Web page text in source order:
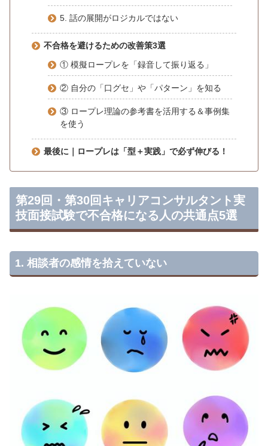
5. 話の展開がロジカルではない
不合格を避けるための改善策3選
① 模擬ロープレを「録音して振り返る」
② 自分の「口グセ」や「パターン」を知る
③ ロープレ理論の参考書を活用する＆事例集
を使う
最後に｜ロープレは「型＋実践」で必ず伸びる！
第29回・第30回キャリアコンサルタント実
技面接試験で不合格になる人の共通点5選
1. 相談者の感情を拾えていない